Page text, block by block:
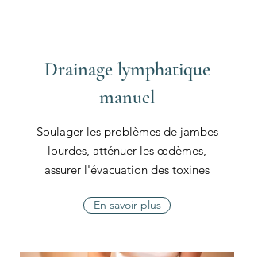
Drainage lymphatique
manuel
Soulager les problèmes de jambes
lourdes, atténuer les œdèmes,
assurer l'évacuation des toxines
En savoir plus